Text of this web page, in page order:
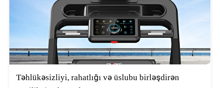
Təhlükəsizliyi, rahatlığı və üslubu birləşdirən